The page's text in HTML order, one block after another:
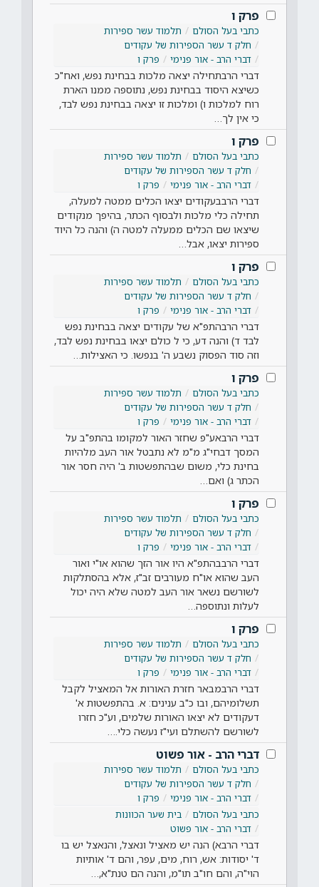
פרק ו
כתבי בעל הסולם
תלמוד עשר ספירות
חלק ד עשר הספירות של עקודים
דברי הרב - אור פנימי
פרק ו
דברי הרבתחילה יצאה מלכות בבחינת נפש, ואח"כ
כשיצא היסוד בבחינת נפש, נתוספה ממנו הארת
רוח למלכות ו) ומלכות זו יצאה בבחינת נפש לבד,
כי אין לך…
פרק ו
כתבי בעל הסולם
תלמוד עשר ספירות
חלק ד עשר הספירות של עקודים
דברי הרב - אור פנימי
פרק ו
דברי הרבבעקודים יצאו הכלים ממטה למעלה,
תחילה כלי מלכות ולבסוף הכתר, בהיפך מנקודים
שיצאו שם הכלים ממעלה למטה ה) והנה כל היוד
ספירות יצאו, אבל…
פרק ו
כתבי בעל הסולם
תלמוד עשר ספירות
חלק ד עשר הספירות של עקודים
דברי הרב - אור פנימי
פרק ו
דברי הרבהתפ"א של עקודים יצאה בבחינת נפש
לבד ד) והנה דע, כי ל כולם יצאו בבחינת נפש לבד,
וזה סוד הפסוק נשבע ה' בנפשו. כי האצילות…
פרק ו
כתבי בעל הסולם
תלמוד עשר ספירות
חלק ד עשר הספירות של עקודים
דברי הרב - אור פנימי
פרק ו
דברי הרבאע"פ שחזר האור למקומו בהתפ"ב על
המסך דבחי"ג מ"מ לא נתבטל אור העב מלהיות
בחינת כלי, משום שבהתפשטות ב' היה חסר אור
הכתר ג) ואם…
פרק ו
כתבי בעל הסולם
תלמוד עשר ספירות
חלק ד עשר הספירות של עקודים
דברי הרב - אור פנימי
פרק ו
דברי הרבבהתפ"א היו אור הזך שהוא או"י ואור
העב שהוא או"ח מעורבים זב"ז, אלא בהסתלקות
לשורשם נשאר אור העב למטה שלא היה יכול
לעלות ונתוספה…
פרק ו
כתבי בעל הסולם
תלמוד עשר ספירות
חלק ד עשר הספירות של עקודים
דברי הרב - אור פנימי
פרק ו
דברי הרבמבאר חזרת האורות אל המאציל לקבל
תשלומיהם, ובו כ"ב ענינים: א. בהתפשטות א'
דעקודים לא יצאו האורות שלמים, וע"כ חזרו
לשורשם להשתלם ועי"ז נעשה כלי.…
דברי הרב - אור פשוט
כתבי בעל הסולם
תלמוד עשר ספירות
חלק ד עשר הספירות של עקודים
דברי הרב - אור פנימי
פרק ו
כתבי בעל הסולם
בית שער הכוונות
דברי הרב - אור פשוט
דברי הרבא) הנה יש מאציל ונאצל, והנאצל יש בו
ד' יסודות: אש, רוח, מים, עפר, והם ד' אותיות
הוי"ה, והם חו"ב תו"מ, והנה הם טנת"א,…